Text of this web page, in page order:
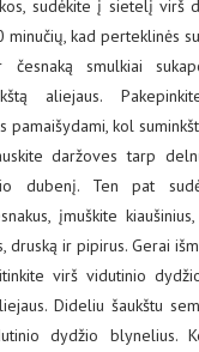
sudėkite į sietelį virš
kad perteklinės
smulkiai
aliejaus.
pamaišydami, kol
daržoves tarp
dubenį. Ten pat
įmuškite
druską ir pipirus. Gerai
virš vidutinio
Dideliu šaukštu
dydžio blynelius.